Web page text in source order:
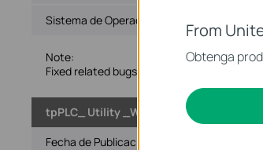
Sistema de Operación : Win2000/XP/2003/
Note:
Fixed related bugs
tpPLC_ Utility _Windows 7/8/8.1/10/11
Fecha de Publicación :
From
Obtenga